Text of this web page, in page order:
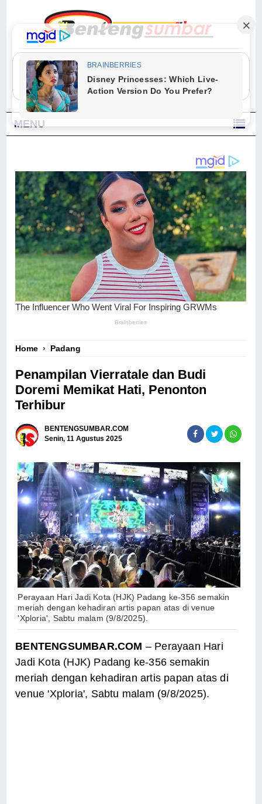
"Sesungguhnya Allah dan para malaikat-Nya berselawat untuk Nabi.
Wahai orang-orang yang beriman, berselawatlah kamu untuk Nabi dan
ucapkanlah salam dengan penuh penghormatan kepadanya." (Qs. Al
Ahzab Ayat 56)
MENU
Home › Padang
Penampilan Vierratale dan Budi
Doremi Memikat Hati, Penonton
Terhibur
BENTENGSUMBAR.COM
Senin, 11 Agustus 2025
Perayaan Hari Jadi Kota (HJK) Padang ke-356 semakin
meriah dengan kehadiran artis papan atas di venue
'Xploria', Sabtu malam (9/8/2025).
BENTENGSUMBAR.COM – Perayaan Hari
Jadi Kota (HJK) Padang ke-356 semakin
meriah dengan kehadiran artis papan atas di
venue 'Xploria', Sabtu malam (9/8/2025).